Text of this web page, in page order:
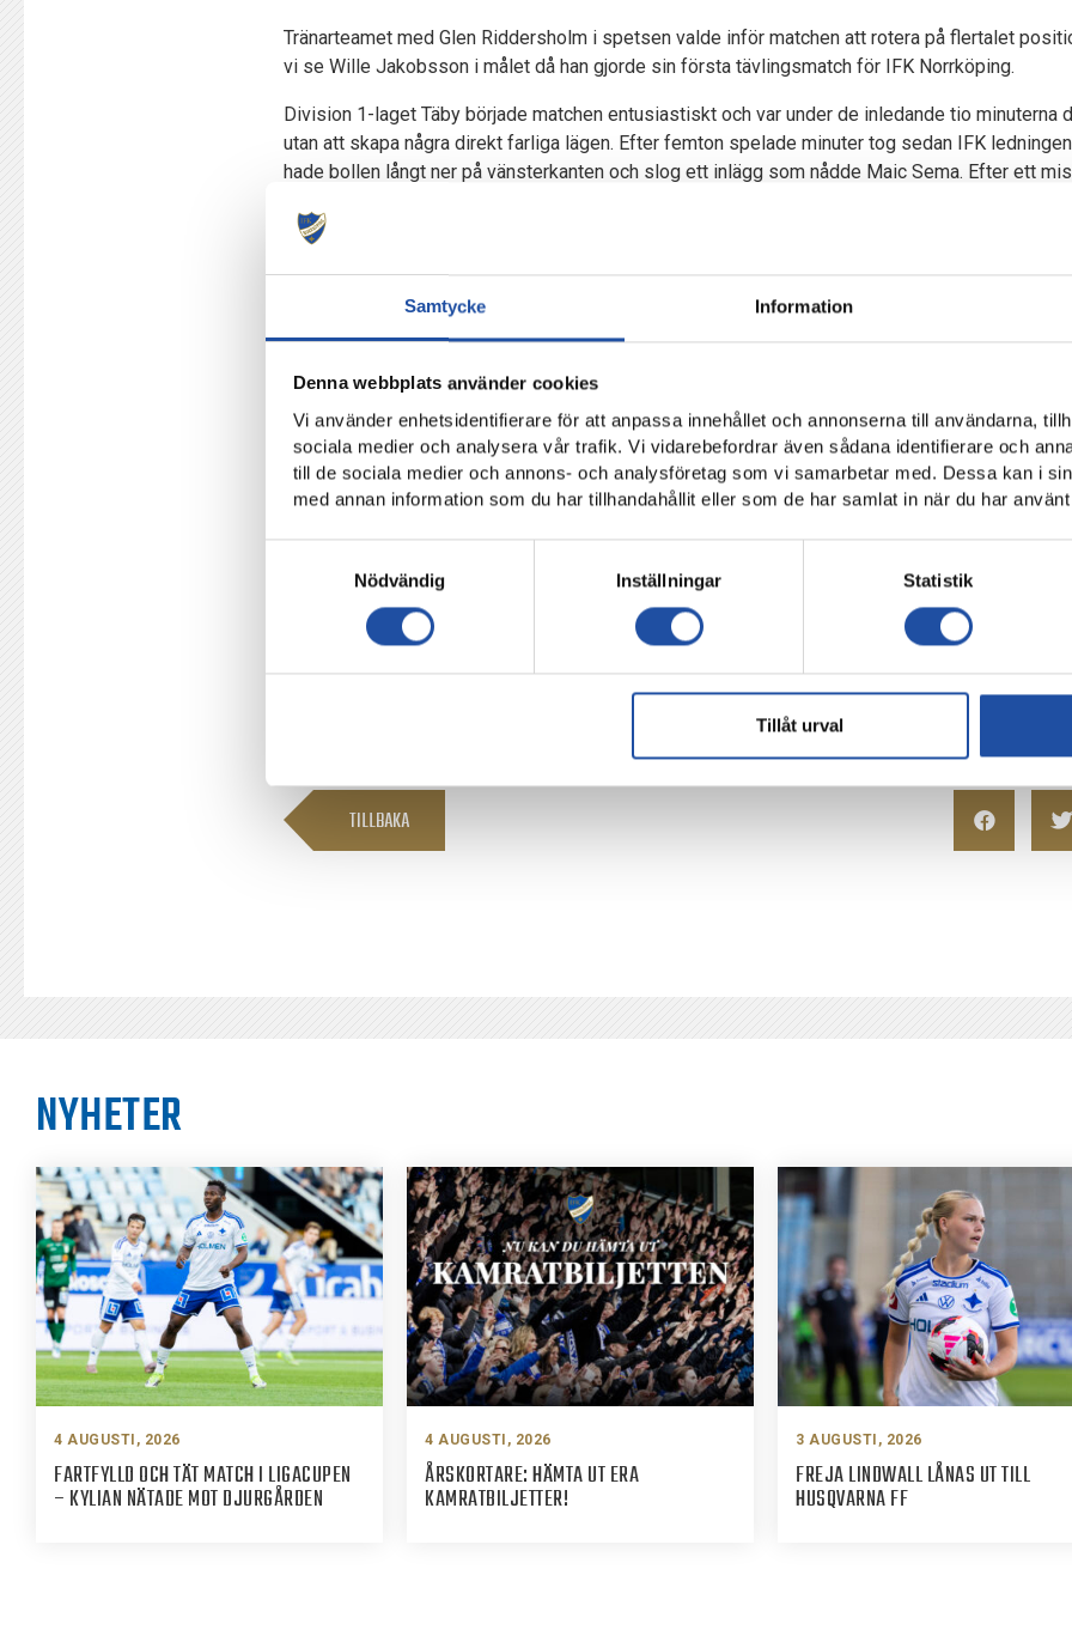
Samtycke Information
Denna webbplats använder cookies
Vi använder enhetsidentifierare för att anpassa innehållet och annonserna till användarna,
sociala medier och analysera vår trafik. Vi vidarebefordrar även sådana identifierare och
till de sociala medier och annons- och analysföretag som vi samarbetar med. Dessa kan i
med annan information som du har tillhandahållit eller som de har samlat in när du har
Nödvändig
Inställningar Statistik
Tillåt urval
Tränarteamet med Glen Riddersholm i spetsen valde inför matchen att rotera på flertalet
vi se Wille Jakobsson i målet då han gjorde sin första tävlingsmatch för IFK Norrköping.
Division 1-laget Täby började matchen entusiastiskt och var under de inledande tio minuterna
utan att skapa några direkt farliga lägen. Efter femton spelade minuter tog sedan IFK
hade bollen långt ner på vänsterkanten och slog ett inlägg som nådde Maic Sema. Efter ett
Matchens andra mål kom i matchminut 50. Det var ett fint anfall som slutade med att Arnór
dagens lagkapten Arnór Sigurdson som utan problem placerade bollen i mål.
Under resten av matchen hade IFK full kontroll utan att för den sakens skull glänsa.
IFK Norrköping gjorde fem byten under andra halvlek där vi fick se en spelare till som gjorde
Täby FK – IFK Norrköping: 0-2
Startelvan:Wille Jakobsson – Christopher Telo (74´), Marco Lund (87´), Daniel Eid, Egzon
Sigurdsson, Arnór Traustason (74´), Dino Salihovic – Maic Sema (87´), Andri Lucas
Ersättare:Oscar Jansson, Edvin Tellgren (87´), Linus Wahlqvist Egnell (74´), Arí Skulason,
TILLBAKA
NYHETER
4 AUGUSTI, 2026
FARTFYLLD OCH TÄT MATCH I LIGACUPEN
– KYLIAN NÄTADE MOT DJURGÅRDEN
4 AUGUSTI, 2026
ÅRSKORTARE: HÄMTA UT ERA
KAMRATBILJETTER!
3 AUGUSTI, 2026
FREJA LINDWALL LÅNAS UT TILL
HUSQVARNA FF